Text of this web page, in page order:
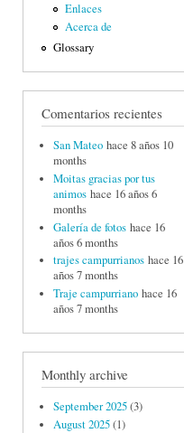
Enlaces
Acerca de
Glossary
Comentarios recientes
San Mateo hace 8 años 10
months
Moitas gracias por tus
animos hace 16 años 6
months
Galería de fotos hace 16
años 6 months
trajes campurrianos hace 16
años 7 months
Traje campurriano hace 16
años 7 months
Monthly archive
September 2025(3)
August 2025(1)